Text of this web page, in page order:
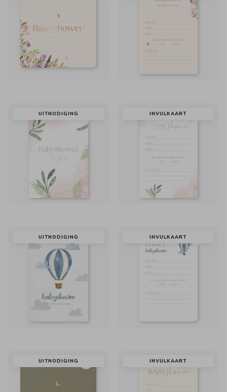
UITNODIGING INVULKAART
UITNODIGING INVULKAART
UITNODIGING INVULKAART